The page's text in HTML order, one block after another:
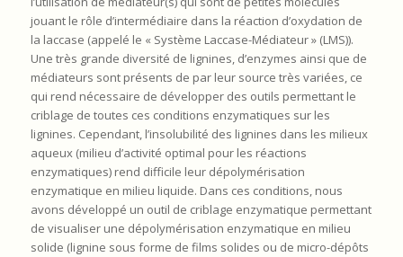
jouant le rôle d’intermédiaire dans la réaction d’oxydation de
la laccase (appelé le « Système Laccase-Médiateur » (LMS)).
Une très grande diversité de lignines, d’enzymes ainsi que de
médiateurs sont présents de par leur source très variées, ce
qui rend nécessaire de développer des outils permettant le
criblage de toutes ces conditions enzymatiques sur les
lignines. Cependant, l’insolubilité des lignines dans les milieux
aqueux (milieu d’activité optimal pour les réactions
enzymatiques) rend difficile leur dépolymérisation
enzymatique en milieu liquide. Dans ces conditions, nous
avons développé un outil de criblage enzymatique permettant
de visualiser une dépolymérisation enzymatique en milieu
solide (lignine sous forme de films solides ou de micro-dépôts